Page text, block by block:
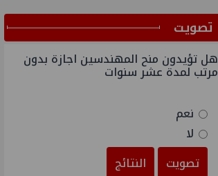
ﺗﺼﻮﻳﺖ
هل تؤيدون منح المهندسين اجازة بدون
مرتب لمدة عشر سنوات
نعم
لا
تصويت
النتائج